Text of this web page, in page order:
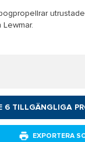
6 TILLGÄNGLIGA
EXPORTERA